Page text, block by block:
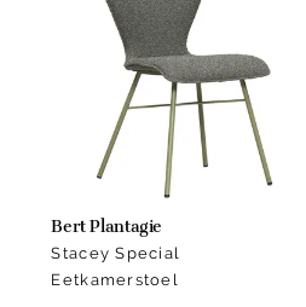
Bert Plantagie
Stacey Special
Eetkamerstoel